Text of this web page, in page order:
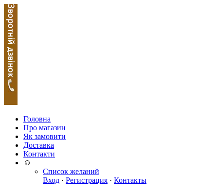
Головна
Про магазин
Як замовити
Доставка
Контакти
☺
Список желаний
Вход · Регистрация · Контакты